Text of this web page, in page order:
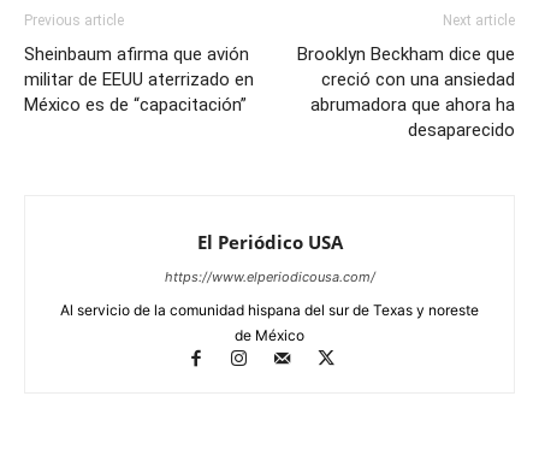
Previous article
Sheinbaum afirma que avión
militar de EEUU aterrizado en
México es de “capacitación”
Next article
Brooklyn Beckham dice que
creció con una ansiedad
abrumadora que ahora ha
desaparecido
El Periódico USA
https://www.elperiodicousa.com/
Al servicio de la comunidad hispana del sur de Texas y noreste
de México